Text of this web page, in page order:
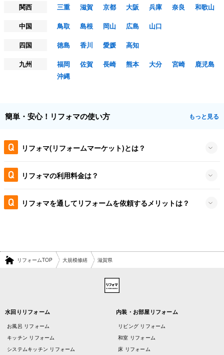
関西
三重 滋賀 京都 大阪 兵庫 奈良
和歌山
中国
鳥取 島根 岡山 広島
山口
四国
徳島 香川 愛媛
高知
九州
福岡 佐賀 長崎 熊本 大分 宮崎
鹿児島
沖縄
簡単・安心！リフォマの使い方 もっと見る
リフォマ(リフォームマーケット)とは？
リフォマの利用料金は？
リフォマを通してリフォームを依頼するメリットは？
リフォームTOP 大規模修繕 滋賀県
水回りリフォーム
お風呂 リフォーム
キッチン リフォーム
システムキッチン リフォーム
内装・お部屋リフォーム
リビング リフォーム
和室 リフォーム
床 リフォーム